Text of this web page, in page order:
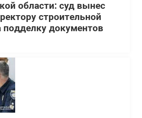
области: суд вынес
строительной
подделку документов